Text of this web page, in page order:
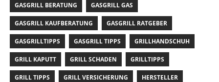
GASGRILL BERATUNG GASGRILL GAS
GASGRILL KAUFBERATUNG GASGRILL RATGEBER
GASGRILLTIPPS GASGRILL TIPPS GRILLHANDSCHUH
GRILL KAPUTT GRILL SCHADEN GRILLTIPPS
GRILL TIPPS GRILL VERSICHERUNG HERSTELLER